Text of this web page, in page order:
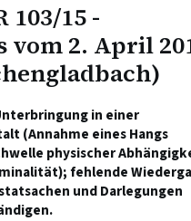
103/15 -
vom 2. April
in einer
(Annahme eines Hangs
physischer
fehlende
und Darlegungen